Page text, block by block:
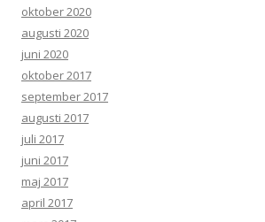
oktober 2020
augusti 2020
juni 2020
oktober 2017
september 2017
augusti 2017
juli 2017
juni 2017
maj 2017
april 2017